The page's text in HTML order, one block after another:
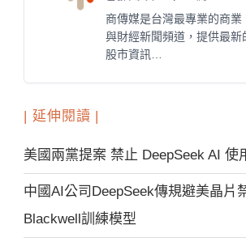
商傳媒是台灣最專業的商業
與財經新聞頻道，提供最新
股市資訊…
| 延伸閱讀 |
美國兩黨提案 禁止 DeepSeek AI 使
中國AI公司DeepSeek傳規避美晶片
Blackwell訓練模型